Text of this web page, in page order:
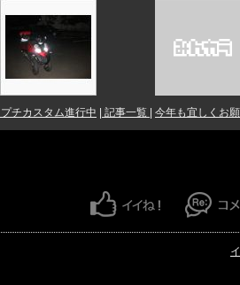
チカスタム進行中 | 記事一覧 | 今年も宜しくお